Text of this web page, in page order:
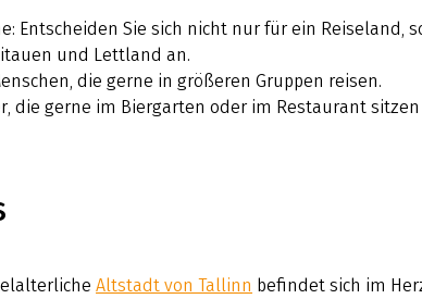
Entscheiden Sie sich nicht nur für ein Reiseland,
und Lettland an.
die gerne in größeren Gruppen reisen.
die gerne im Biergarten oder im Restaurant
Altstadt von Tallinn befindet sich im